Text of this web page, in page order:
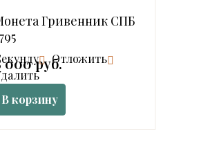
Гривенник СПБ
000 руб.Отложить
В корзину